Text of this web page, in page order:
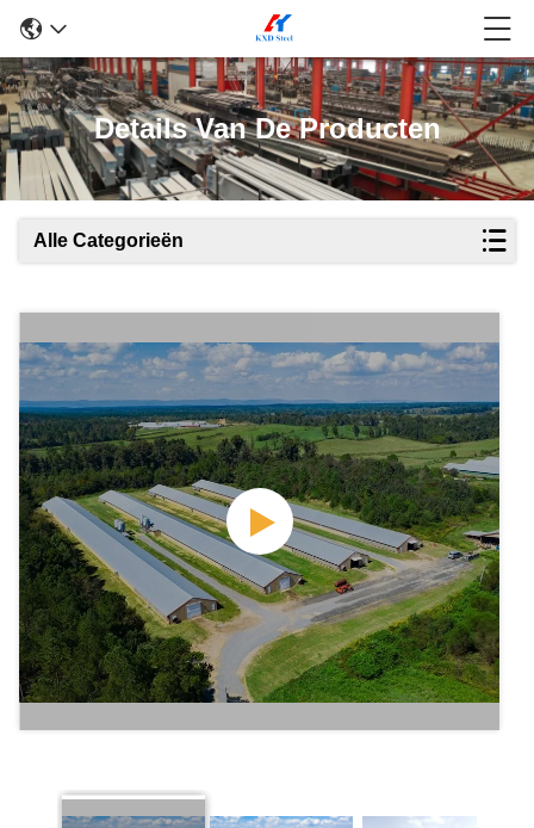
Details Van De Producten
Alle Categorieën